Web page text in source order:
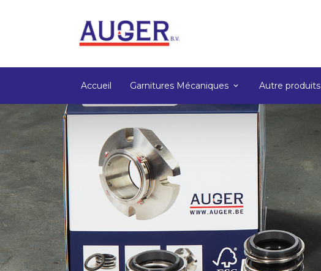
Accueil Garnitures Mécaniques Autre produits